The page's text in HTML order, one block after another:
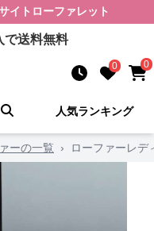
イト ローファレット
で送料無料
0 0
人気ランキング
ーの一覧 › ローファーレデ